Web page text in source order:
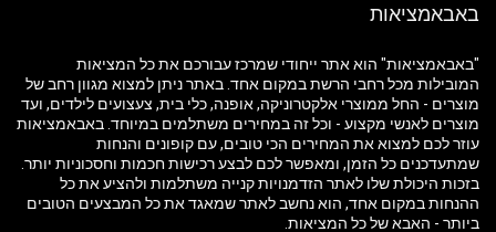
באבאמציאות
"באבאמציאות" הוא אתר ייחודי שמרכז עבורכם את כל המציאות
המובילות מכל רחבי הרשת במקום אחד. באתר ניתן למצוא מגוון רחב של
מוצרים - החל ממוצרי אלקטרוניקה, אופנה, כלי בית, צעצועים לילדים, ועד
מוצרים לאנשי מקצוע - וכל זה במחירים משתלמים במיוחד. באבאמציאות
עוזר לכם למצוא את המחירים הכי טובים, עם קופונים והנחות
שמתעדכנים כל הזמן, ומאפשר לכם לבצע רכישות חכמות וחסכוניות יותר.
בזכות היכולת שלו לאתר הזדמנויות קנייה משתלמות ולהציע את כל
ההנחות במקום אחד, הוא נחשב לאתר שמאגד את כל המבצעים הטובים
ביותר - האבא של כל המציאות.